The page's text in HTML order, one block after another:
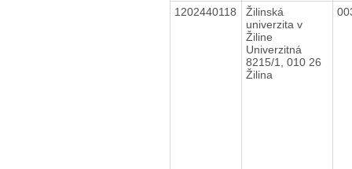
1202440118
Žilinská
univerzita v
Žiline
Univerzitná
8215/1, 010 26
Žilina